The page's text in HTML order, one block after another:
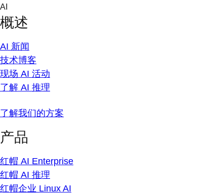
Skip
content
AI
概述
AI 新闻
技术博客
现场 AI 活动
了解 AI 推理
了解我们的方案
产品
红帽 AI Enterprise
红帽 AI 推理
红帽企业 Linux AI